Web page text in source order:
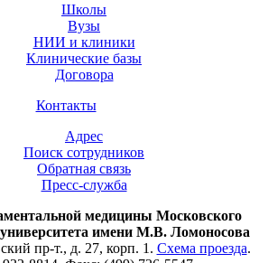
Школы
Вузы
НИИ и клиники
Клинические базы
Договора
Контакты
Адрес
Поиск сотрудников
Обратная связь
Пресс-служба
медицины Московского
университета имени М.В. Ломоносова
пр-т., д. 27, корп. 1. Схема проезда.